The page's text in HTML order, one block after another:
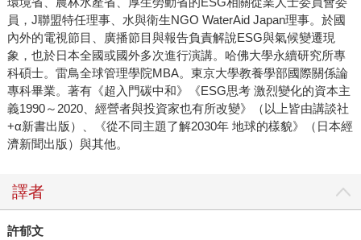
員，J聯盟特任理事、水與衛生NGO WaterAid Japan理事。於國
內外的電視節目、廣播節目與報告負責解說ESG與氣候變遷現
象，也於日本全國或國外多次進行演講。哈佛大學永續研究所專
科碩士。雷鳥全球管理學院MBA。東京大學教養學部國際關係論
專科畢業。著有《超入門碳中和》《ESG思考 激烈變化的資本主
義1990～2020、經營者與投資家也有所改變》（以上皆由講談社
+α新書出版）、《從不同主題了解2030年 地球的樣貌》（日本經
濟新聞出版）與其他。
譯者
許郁文